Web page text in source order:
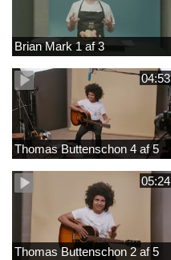
Brian Mark 1 af 3
04:53
Thomas Buttenschon 4 af 5
05:24
Thomas Buttenschon 2 af 5